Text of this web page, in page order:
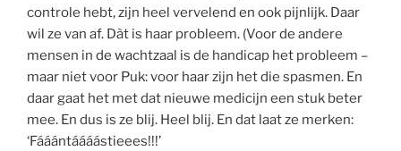
controle hebt, zijn heel vervelend en ook pijnlijk. Daar
wil ze van af. Dàt is haar probleem. (Voor de andere
mensen in de wachtzaal is de handicap het probleem –
maar niet voor Puk: voor haar zijn het die spasmen. En
daar gaat het met dat nieuwe medicijn een stuk beter
mee. En dus is ze blij. Heel blij. En dat laat ze merken:
‘Fááántáááástieees!!!’